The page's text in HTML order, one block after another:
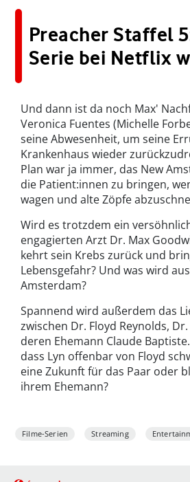
Preacher Staffel
Serie bei Netflix
Und dann ist da noch Max'
Veronica Fuentes (Michelle
seine Abwesenheit, um seine
Krankenhaus wieder
Plan war ja immer, das New
die Patient:innen zu bringen,
wagen und alte Zöpfe
Wird es trotzdem ein
engagierten Arzt Dr. Max
kehrt sein Krebs zurück und
Lebensgefahr? Und was wird
Amsterdam?
Spannend wird außerdem das
zwischen Dr. Floyd Reynolds,
deren Ehemann Claude
dass Lyn offenbar von Floyd
eine Zukunft für das Paar oder
ihrem Ehemann?
Filme-Serien Streaming